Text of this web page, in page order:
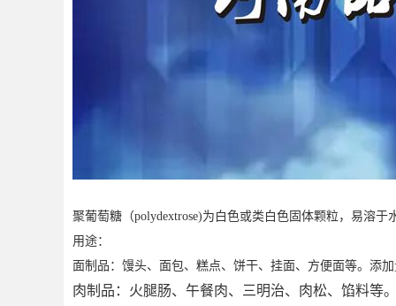
聚葡萄糖（polydextrose)为白色或类白色固体颗粒，易溶于
用途：
面制品：馒头、面包、糕点、饼干、挂面、方便面等。添
肉制品：火腿肠、午餐肉、三明治、肉松、馅料等